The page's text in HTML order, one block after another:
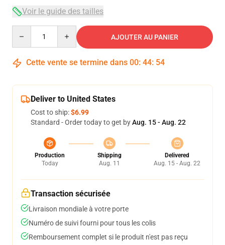
Voir le guide des tailles
AJOUTER AU PANIER
Cette vente se termine dans 00: 44: 54
Deliver to United States
Cost to ship:$6.99
Standard - Order today to get byAug. 15 - Aug. 22
Production
Today
Shipping
Aug. 11
Delivered
Aug. 15 - Aug. 22
Transaction sécurisée
Livraison mondiale à votre porte
Numéro de suivi fourni pour tous les colis
Remboursement complet si le produit n'est pas reçu